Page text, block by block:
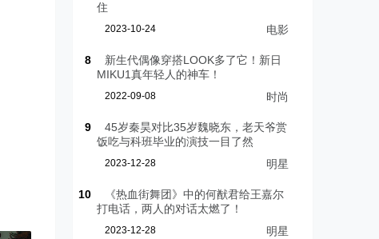
住
2023-10-24 电影
8
新生代偶像穿搭LOOK多了它！新日
MIKU1真年轻人的神车！
2022-09-08 时尚
9
45岁秦昊对比35岁魏晓东，老天爷赏
饭吃与科班毕业的演技一目了然
2023-12-28 明星
10
《热血街舞团》中的何猷君给王嘉尔
打电话，两人的对话太燃了！
2023-12-28 明星